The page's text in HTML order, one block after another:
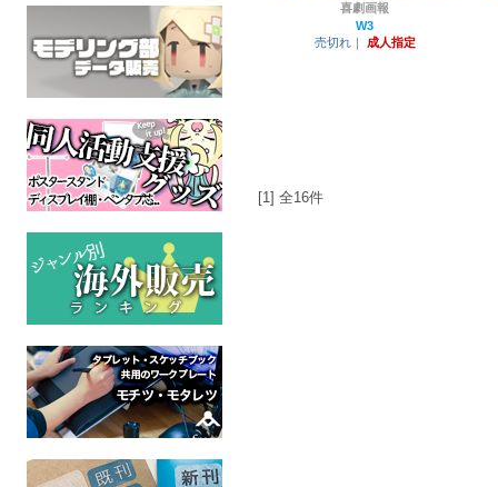
喜劇画報
W3
売切れ｜
成人指定
[1] 全16件